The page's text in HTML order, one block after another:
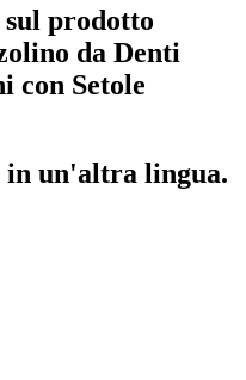
prodotto
da Denti
con Setole
in un'altra lingua.